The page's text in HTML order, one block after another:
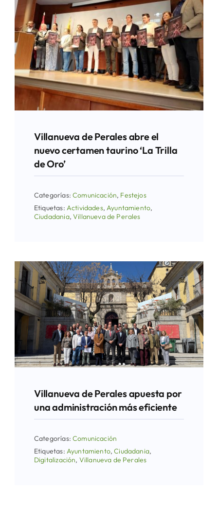
Villanueva de Perales abre el
nuevo certamen taurino ‘La Trilla
de Oro’
Categorías:Comunicación, Festejos
Etiquetas: Actividades,Ayuntamiento,
Ciudadania,Villanueva de Perales
Villanueva de Perales apuesta por
una administración más eficiente
Categorías:Comunicación
Etiquetas: Ayuntamiento,Ciudadania,
Digitalización, Villanueva de Perales